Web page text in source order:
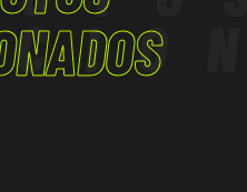
que lhe foram